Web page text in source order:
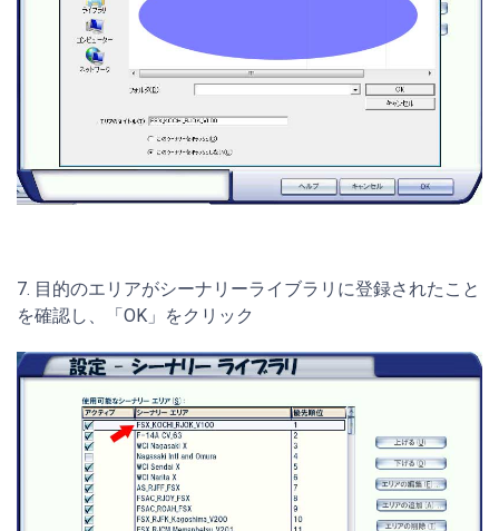
7. 目的のエリアがシーナリーライブラリに登録されたこと
を確認し、「OK」をクリック